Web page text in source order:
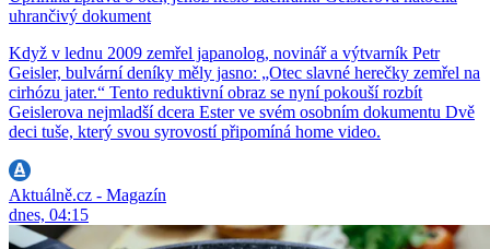
uhrančivý dokument
Když v lednu 2009 zemřel japanolog, novinář a výtvarník Petr
Geisler, bulvární deníky měly jasno: „Otec slavné herečky zemřel na
cirhózu jater.“ Tento reduktivní obraz se nyní pokouší rozbít
Geislerova nejmladší dcera Ester ve svém osobním dokumentu Dvě
deci tuše, který svou syrovostí připomíná home video.
Aktuálně.cz - Magazín
dnes, 04:15